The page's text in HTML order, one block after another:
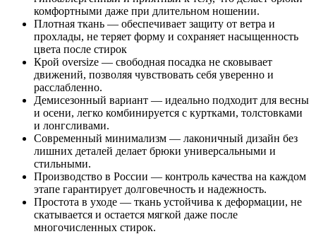
комфортными даже при длительном ношении.
Плотная ткань — обеспечивает защиту от ветра и
прохлады, не теряет форму и сохраняет насыщенность
цвета после стирок
Крой oversize — свободная посадка не сковывает
движений, позволяя чувствовать себя уверенно и
расслабленно.
Демисезонный вариант — идеально подходит для весны
и осени, легко комбинируется с куртками, толстовками
и лонгсливами.
Современный минимализм — лаконичный дизайн без
лишних деталей делает брюки универсальными и
стильными.
Производство в России — контроль качества на каждом
этапе гарантирует долговечность и надежность.
Простота в уходе — ткань устойчива к деформации, не
скатывается и остается мягкой даже после
многочисленных стирок.